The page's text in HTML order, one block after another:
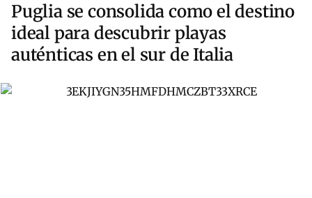
Puglia se consolida como el destino
ideal para descubrir playas
auténticas en el sur de Italia